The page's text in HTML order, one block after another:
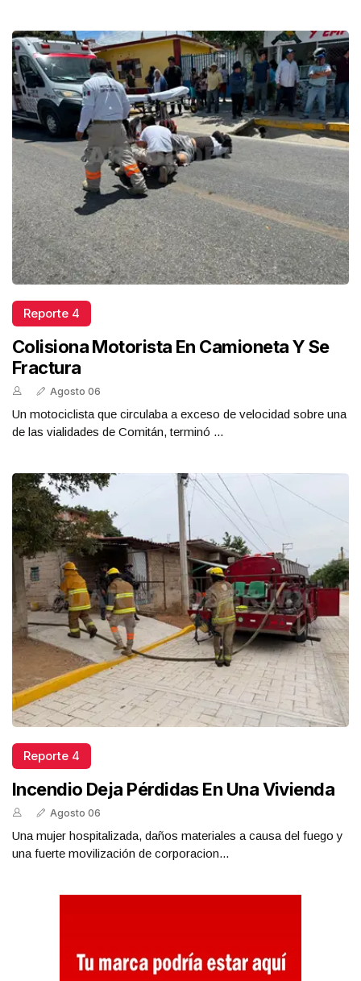
Reporte 4
Colisiona Motorista En Camioneta Y Se
Fractura
Agosto 06
Un motociclista que circulaba a exceso de velocidad sobre una
de las vialidades de Comitán, terminó ...
Reporte 4
Incendio Deja Pérdidas En Una Vivienda
Agosto 06
Una mujer hospitalizada, daños materiales a causa del fuego y
una fuerte movilización de corporacion...